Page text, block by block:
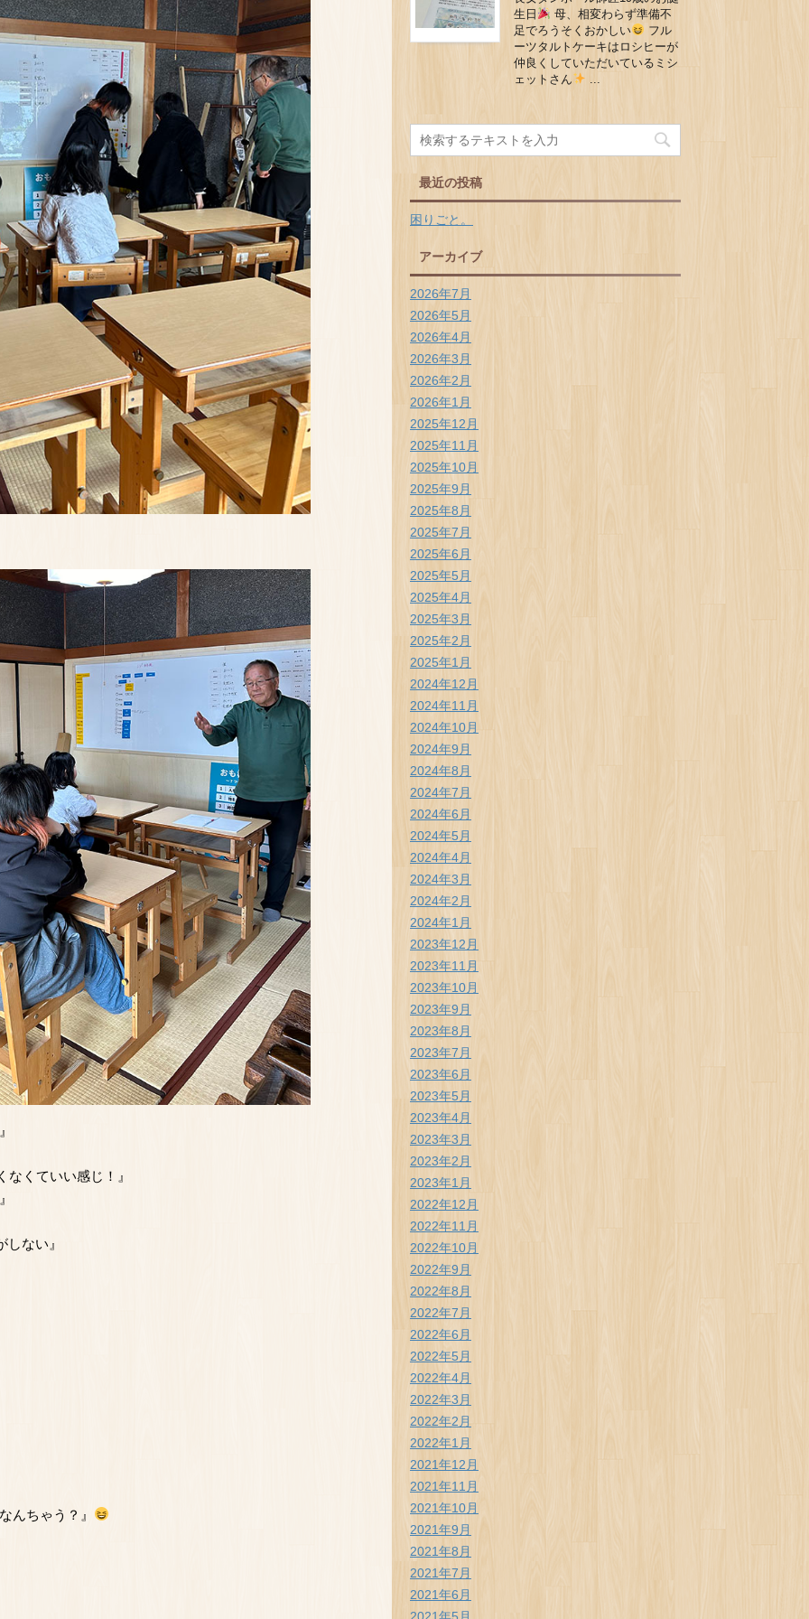
くていい感じ！』
ない』
んちゃう？』
生日
母、相変わらず準備不
足でろうそくおかしい
フル
ーツタルトケーキはロシヒーが
仲良くしていただいているミシ
ェットさん
...
最近の投稿
困りごと。
アーカイブ
2026年7月
2026年5月
2026年4月
2026年3月
2026年2月
2026年1月
2025年12月
2025年11月
2025年10月
2025年9月
2025年8月
2025年7月
2025年6月
2025年5月
2025年4月
2025年3月
2025年2月
2025年1月
2024年12月
2024年11月
2024年10月
2024年9月
2024年8月
2024年7月
2024年6月
2024年5月
2024年4月
2024年3月
2024年2月
2024年1月
2023年12月
2023年11月
2023年10月
2023年9月
2023年8月
2023年7月
2023年6月
2023年5月
2023年4月
2023年3月
2023年2月
2023年1月
2022年12月
2022年11月
2022年10月
2022年9月
2022年8月
2022年7月
2022年6月
2022年5月
2022年4月
2022年3月
2022年2月
2022年1月
2021年12月
2021年11月
2021年10月
2021年9月
2021年8月
2021年7月
2021年6月